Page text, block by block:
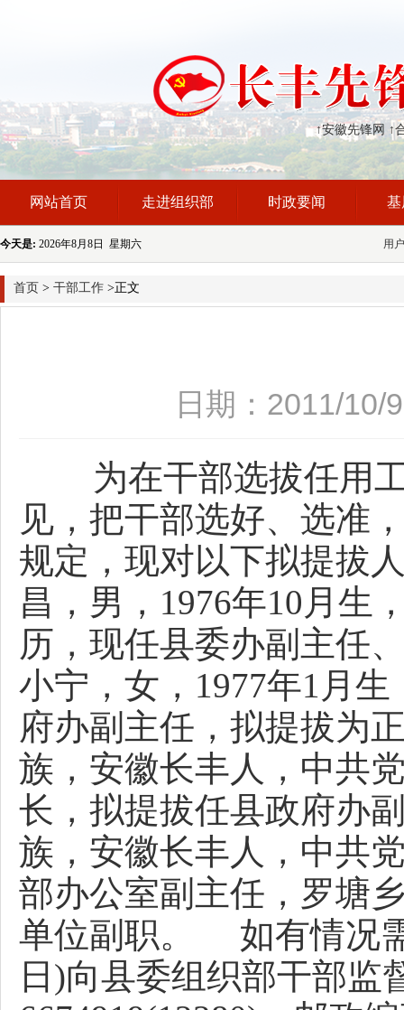
↑安徽先锋网 ↑
网站首页 走进组织部 时政要闻 基
今天是: 2026年8月8日 星期六 用
首页 > 干部工作 >正文
日期：2011/
为在干部选拔任用
见，把干部选好、选准
规定，现对以下拟提拔
昌，男，1976年10月生
历，现任县委办副主任
小宁，女，1977年1月
府办副主任，拟提拔为
族，安徽长丰人，中共
长，拟提拔任县政府办
族，安徽长丰人，中共
部办公室副主任，罗塘
单位副职。 如有情况
日)向县委组织部干部